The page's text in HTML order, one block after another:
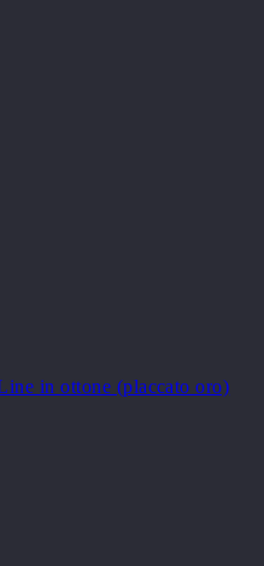
in ottone (placcato oro)